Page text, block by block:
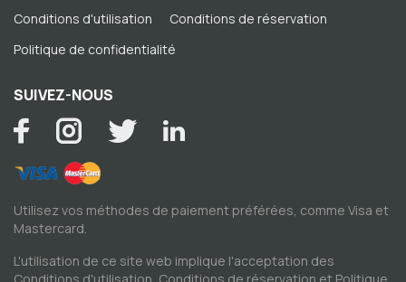
Conditions d'utilisation
Conditions de réservation
Politique de confidentialité
SUIVEZ-NOUS
Utilisez vos méthodes de paiement préférées, comme Visa et
Mastercard.
L'utilisation de ce site web implique l'acceptation des